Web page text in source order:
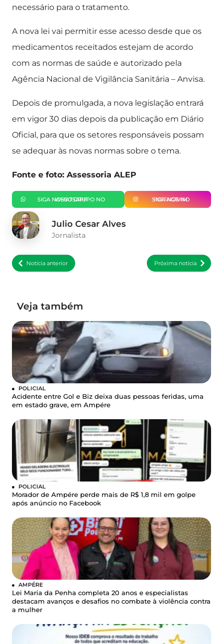
necessário para o tratamento.
A nova lei vai permitir esse acesso desde que os
medicamentos receitados estejam de acordo
com as normas de saúde e autorizado pela
Agência Nacional de Vigilância Sanitária – Anvisa.
Depois de promulgada, a nova legislação entrará
em vigor 30 dias depois da publicação em Diário
Oficial, para que os setores responsáveis possam
se adequar às novas normas sobre o tema.
Fonte e foto: Assessoria ALEP
SIGA NOSSO GRUPO NO WHATSAPP SIGA-NOS NO INSTAGRAM
Julio Cesar Alves
Jornalista
Notícia anterior Próxima notícia
Veja também
POLICIAL
Acidente entre Gol e Biz deixa duas pessoas feridas, uma
em estado grave, em Ampére
POLICIAL
Morador de Ampére perde mais de R$ 1,8 mil em golpe
após anúncio no Facebook
AMPÉRE
Lei Maria da Penha completa 20 anos e especialistas
destacam avanços e desafios no combate à violência contra
a mulher